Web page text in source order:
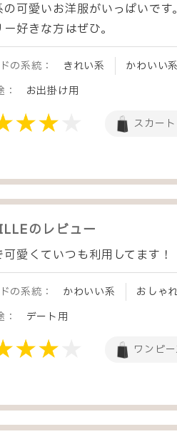
の可愛いお洋服がいっぱいで
好きな方はぜひ。
の系統： きれい系 かわいい系
：
お出掛け用
スカート
のレビュー
愛くていつも利用してます！
の系統： かわいい系 おしゃ
：
デート用
ワンピー